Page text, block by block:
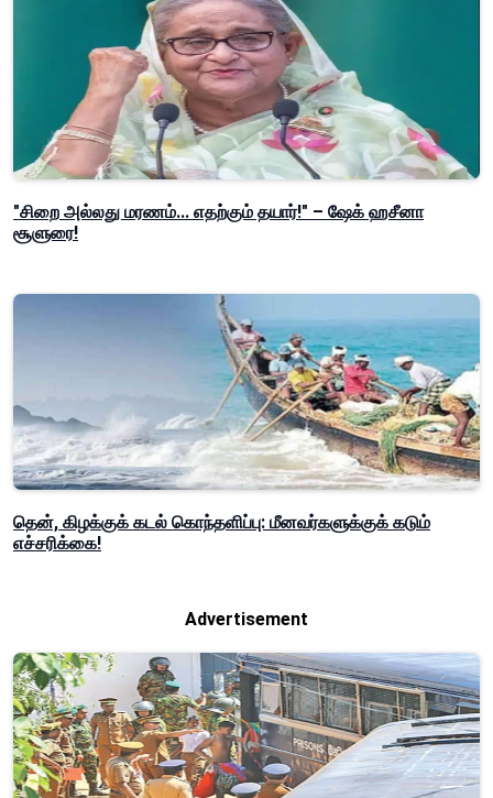
"சிறை அல்லது மரணம்... எதற்கும் தயார்!" – ஷேக் ஹசீனா
சூளுரை!
தென், கிழக்குக் கடல் கொந்தளிப்பு: மீனவர்களுக்குக் கடும்
எச்சரிக்கை!
Advertisement